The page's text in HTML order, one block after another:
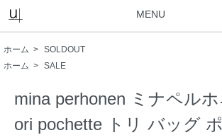
MENU
ホーム > SOLDOUT
ホーム > SALE
mina perhonen ミナペル
ori pochette トリ バッグ